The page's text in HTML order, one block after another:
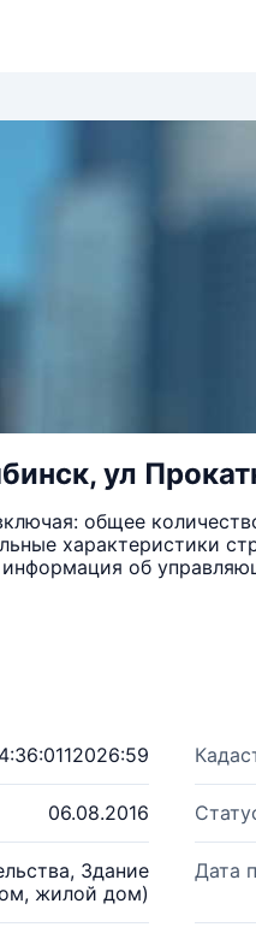
ул
общее
характеристики
об
06.08.2016
Здание
жилой дом)
Дата